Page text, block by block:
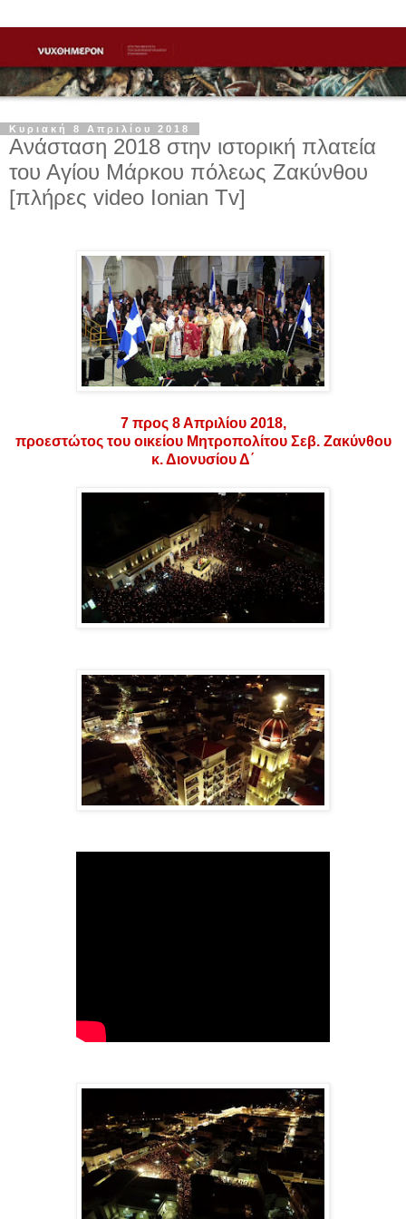
Κυριακή 8 Απριλίου 2018
Ανάσταση 2018 στην ιστορική πλατεία
του Αγίου Μάρκου πόλεως Ζακύνθου
[πλήρες video Ionian Tv]
7 προς 8 Απριλίου 2018,
προεστώτος του οικείου Μητροπολίτου Σεβ. Ζακύνθου
κ. Διονυσίου Δ΄